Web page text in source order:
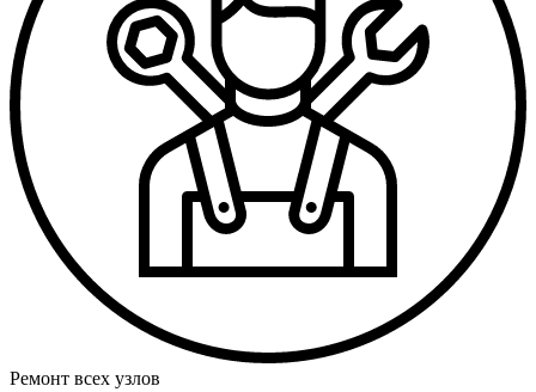
Ремонт всех узлов